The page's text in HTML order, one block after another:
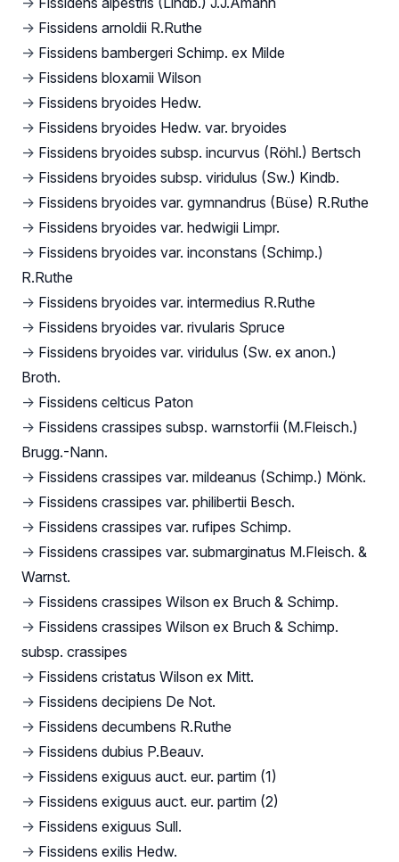
→ Fissidens arnoldii R.Ruthe
→ Fissidens bambergeri Schimp. ex Milde
→ Fissidens bloxamii Wilson
→ Fissidens bryoides Hedw.
→ Fissidens bryoides Hedw. var. bryoides
→ Fissidens bryoides subsp. incurvus (Röhl.) Bertsch
→ Fissidens bryoides subsp. viridulus (Sw.) Kindb.
→ Fissidens bryoides var. gymnandrus (Büse) R.Ruthe
→ Fissidens bryoides var. hedwigii Limpr.
→ Fissidens bryoides var. inconstans (Schimp.)
R.Ruthe
→ Fissidens bryoides var. intermedius R.Ruthe
→ Fissidens bryoides var. rivularis Spruce
→ Fissidens bryoides var. viridulus (Sw. ex anon.)
Broth.
→ Fissidens celticus Paton
→ Fissidens crassipes subsp. warnstorfii (M.Fleisch.)
Brugg.-Nann.
→ Fissidens crassipes var. mildeanus (Schimp.) Mönk.
→ Fissidens crassipes var. philibertii Besch.
→ Fissidens crassipes var. rufipes Schimp.
→ Fissidens crassipes var. submarginatus M.Fleisch. &
Warnst.
→ Fissidens crassipes Wilson ex Bruch & Schimp.
→ Fissidens crassipes Wilson ex Bruch & Schimp.
subsp. crassipes
→ Fissidens cristatus Wilson ex Mitt.
→ Fissidens decipiens De Not.
→ Fissidens decumbens R.Ruthe
→ Fissidens dubius P.Beauv.
→ Fissidens exiguus auct. eur. partim (1)
→ Fissidens exiguus auct. eur. partim (2)
→ Fissidens exiguus Sull.
→ Fissidens exilis Hedw.